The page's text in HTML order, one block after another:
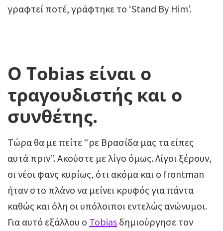
γραφτεί ποτέ, γράφτηκε το ‘Stand By Him’.
Ο Tobias είναι ο
τραγουδιστής και ο
συνθέτης.
Tώρα θα με πείτε “ρε Βρασίδα μας τα είπες
αυτά πριν”. Ακούστε με λίγο όμως. Λίγοι ξέρουν,
οι νέοι φανς κυρίως, ότι ακόμα και ο frontman
ήταν στο πλάνο να μείνει κρυφός για πάντα
καθώς και όλη οι υπόλοιποι εντελώς ανώνυμοι.
Για αυτό εξάλλου ο Tobias δημιούργησε τον